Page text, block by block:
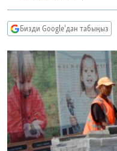
БИЗ ЖАНА ДҮЙНӨ
ДАНИСТЕ
ЭЖЕ-СИҢДИЛЕР
АЗАТТЫК+
ЫҢГАЙСЫЗ СУРООЛОР
ӨЗГӨЧӨ ПИКИР
ОНЛАЙН ШЕРИНЕ
Бизди Google'дан табыңыз